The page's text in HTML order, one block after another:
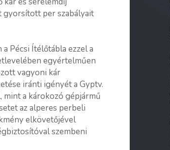
per szabályait
Pécsi Ítélőtábla ezzel a
egyértelműen
vagyoni kár
iránti igényét a Gyptv.
a károkozó gépjármű
az alperes perbeli
elkövetőjével
szembeni